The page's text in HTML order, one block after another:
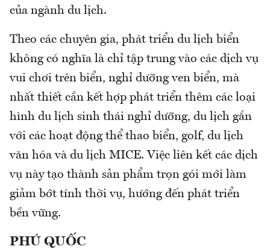
của ngành du lịch.
Theo các chuyên gia, phát triển du lịch biển
không có nghĩa là chỉ tập trung vào các dịch vụ
vui chơi trên biển, nghỉ dưỡng ven biển, mà
nhất thiết cần kết hợp phát triển thêm các loại
hình du lịch sinh thái nghỉ dưỡng, du lịch gắn
với các hoạt động thể thao biển, golf, du lịch
văn hóa và du lịch MICE. Việc liên kết các dịch
vụ này tạo thành sản phẩm trọn gói mới làm
giảm bớt tính thời vụ, hướng đến phát triển
bền vững.
PHÚ QUỐC